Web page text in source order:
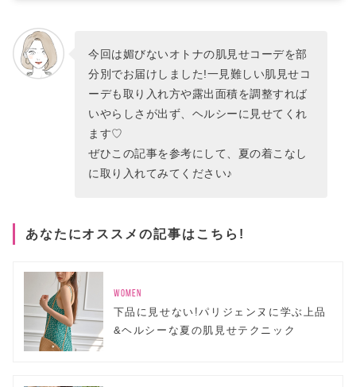
今回は媚びないオトナの肌見せコーデを部
分別でお届けしました!一見難しい肌見せコ
ーデも取り入れ方や露出面積を調整すれば
いやらしさが出ず、ヘルシーに見せてくれ
ます♡
ぜひこの記事を参考にして、夏の着こなし
に取り入れてみてください♪
あなたにオススメの記事はこちら!
WOMEN
下品に見せない!パリジェンヌに学ぶ上品
&ヘルシーな夏の肌見せテクニック